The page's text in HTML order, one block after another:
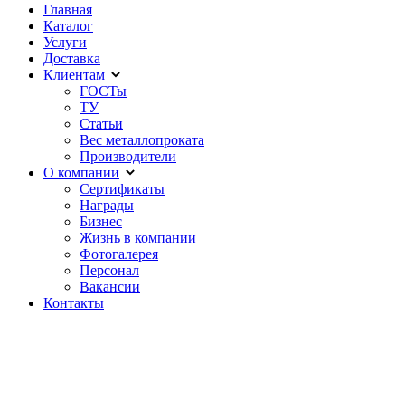
Главная
Каталог
Услуги
Доставка
Клиентам
ГОСТы
ТУ
Статьи
Вес металлопроката
Производители
О компании
Сертификаты
Награды
Бизнес
Жизнь в компании
Фотогалерея
Персонал
Вакансии
Контакты